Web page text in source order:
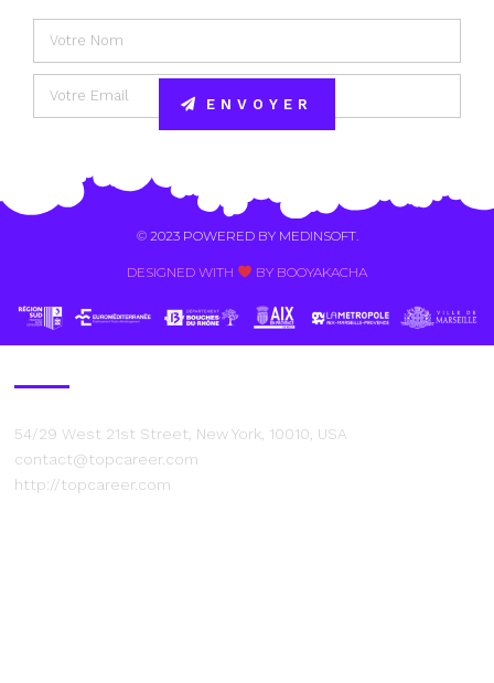
ENVOYER
© 2023 POWERED BY MEDINSOFT.
DESIGNED WITH BY BOOYAKACHA​
54/29 West 21st Street, New York, 10010, USA
contact@topcareer.com
http://topcareer.com